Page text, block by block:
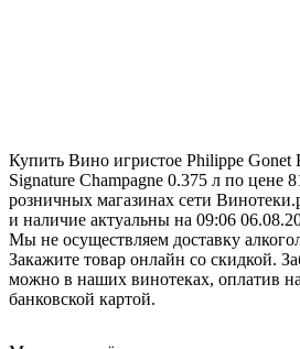
Купить Вино игристое Philippe Gonet
Signature Champagne 0.375 л по цене
розничных магазинах сети
и наличие актуальны на 09:06
Мы не осуществляем доставку
Закажите товар онлайн со скидкой.
можно в наших винотеках, оплатив
банковской картой.